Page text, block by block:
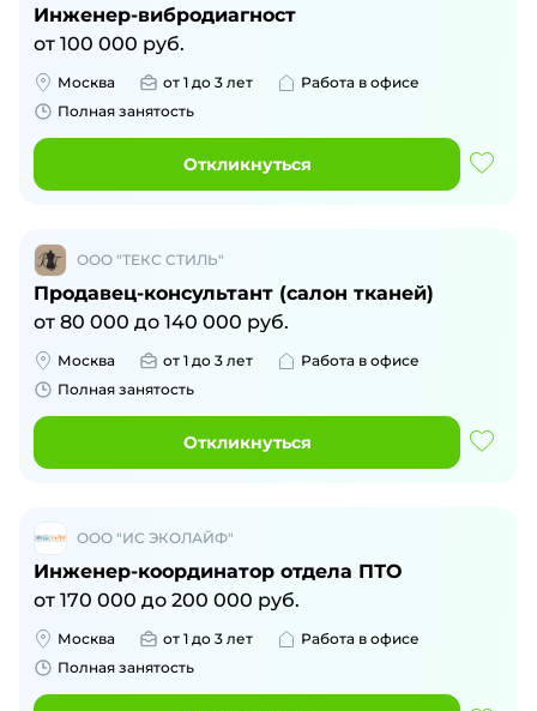
Инженер-вибродиагност
от 100 000 руб.
Москва от 1 до 3 лет
Работа в офисе
Полная занятость
Откликнуться
ООО "ТЕКС СТИЛЬ"
Продавец-консультант (салон тканей)
от 80 000 до 140 000 руб.
Москва от 1 до 3 лет
Работа в офисе
Полная занятость
Откликнуться
ООО "ИС ЭКОЛАЙФ"
Инженер-координатор отдела ПТО
от 170 000 до 200 000 руб.
Москва от 1 до 3 лет
Работа в офисе
Полная занятость